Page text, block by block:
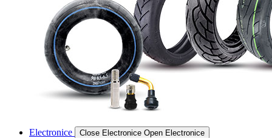
Electronice Close Electronice Open Electronice